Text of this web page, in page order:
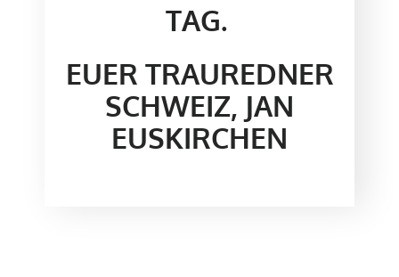
TAG.
EUER TRAUREDNER
SCHWEIZ, JAN
EUSKIRCHEN